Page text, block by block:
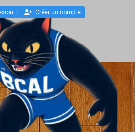
Créer un compte